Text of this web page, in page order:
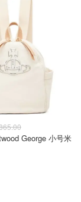
George 小号米